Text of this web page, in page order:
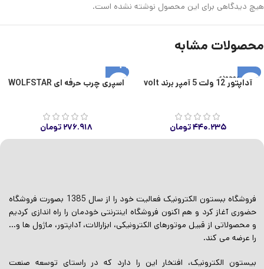
هیچ دیدگاهی برای این محصول نوشته نشده است.
محصولات مشابه
اتمام موجودی
آداپتور 12 ولت 5 آمپر برند volt
۴۴۰.۲۳۵تومان
اسپری چرب حرفه ای WOLFSTAR
۲۷۶.۹۱۸ تومان
فروشگاه ببستون الکترونیک فعالیت خود را از سال 1385 بصورت فروشگاه
حضوری آغاز کرد و هم اکنون فروشگاه اینترنتی خودمان را راه اندازی کردیم
و محصولاتی از قبیل موتورهای الکترونیکی، ابزارالات، آداپتور، ماژول ها و…
را عرضه می کند.
بیستون الکترونیک، افتخار این را دارد که در راستای توسعه صنعت